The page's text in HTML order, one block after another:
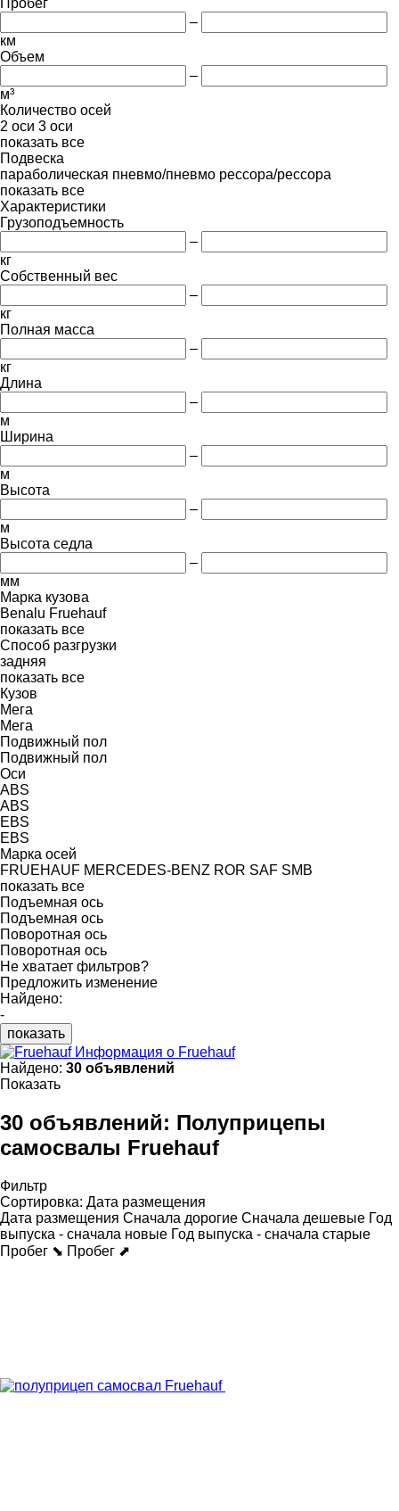
–
км
Объем
–
м³
Количество осей
2 оси 3 оси
показать все
Подвеска
параболическая пневмо/пневмо рессора/рессора
показать все
Характеристики
Грузоподъемность
–
кг
Собственный вес
–
кг
Полная масса
–
кг
Длина
–
м
Ширина
–
м
Высота
–
м
Высота седла
–
мм
Марка кузова
Benalu Fruehauf
показать все
Способ разгрузки
задняя
показать все
Кузов
Мега
Мега
Подвижный пол
Подвижный пол
Оси
ABS
ABS
EBS
EBS
Марка осей
FRUEHAUF MERCEDES-BENZ ROR SAF SMB
показать все
Подъемная ось
Подъемная ось
Поворотная ось
Поворотная ось
Не хватает фильтров?
Предложить изменение
Найдено:
-
показать
Информация о Fruehauf
Найдено: 30 объявлений
Показать
30 объявлений: Полуприцепы
самосвалы Fruehauf
Фильтр
Сортировка: Дата размещения
Дата размещения Сначала дорогие Сначала дешевые Год
выпуска - сначала новые Год выпуска - сначала старые
Пробег ⬊ Пробег ⬈